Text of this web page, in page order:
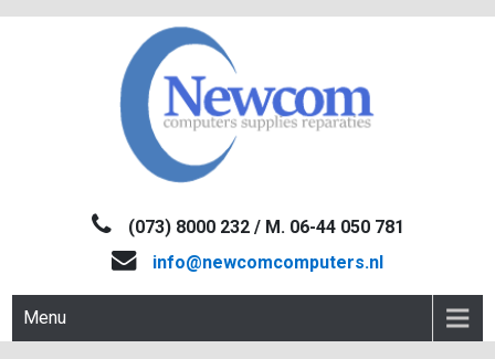
NEWCOM(073) 8000 232 / M. 06-44 050 781
info@newcomcomputers.nl
Menu